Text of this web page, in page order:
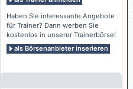
Haben Sie interessante Angebote
für Trainer? Dann werben Sie
kostenlos in unserer Trainerbörse!
als Börsenanbieter inserieren